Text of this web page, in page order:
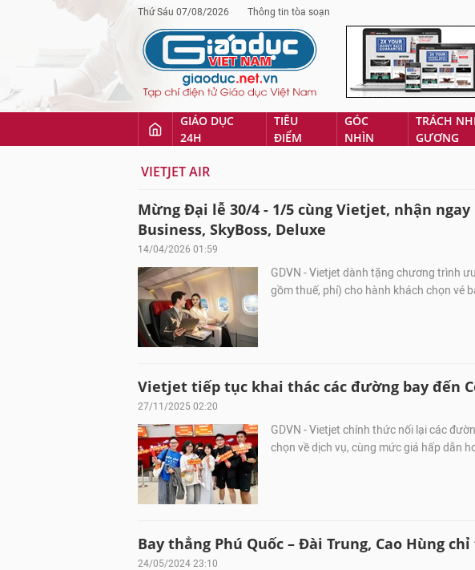
Thứ Sáu 07/08/2026 Thông tin tòa soạn
GIÁO DỤC
24H
TIÊU
ĐIỂM
GÓC
NHÌN
TRÁCH
GƯƠNG
VIETJET AIR
Mừng Đại lễ 30/4 - 1/5 cùng Vietjet, nhận
Business, SkyBoss, Deluxe
14/04/2026 01:59
GDVN - Vietjet dành tặng chương trình
gồm thuế, phí) cho hành khách chọn vé
Vietjet tiếp tục khai thác các đường bay đến
27/11/2025 02:20
GDVN - Vietjet chính thức nối lại các
chọn về dịch vụ, cùng mức giá hấp dẫn
Bay thẳng Phú Quốc – Đài Trung, Cao Hùng
24/05/2024 23:10